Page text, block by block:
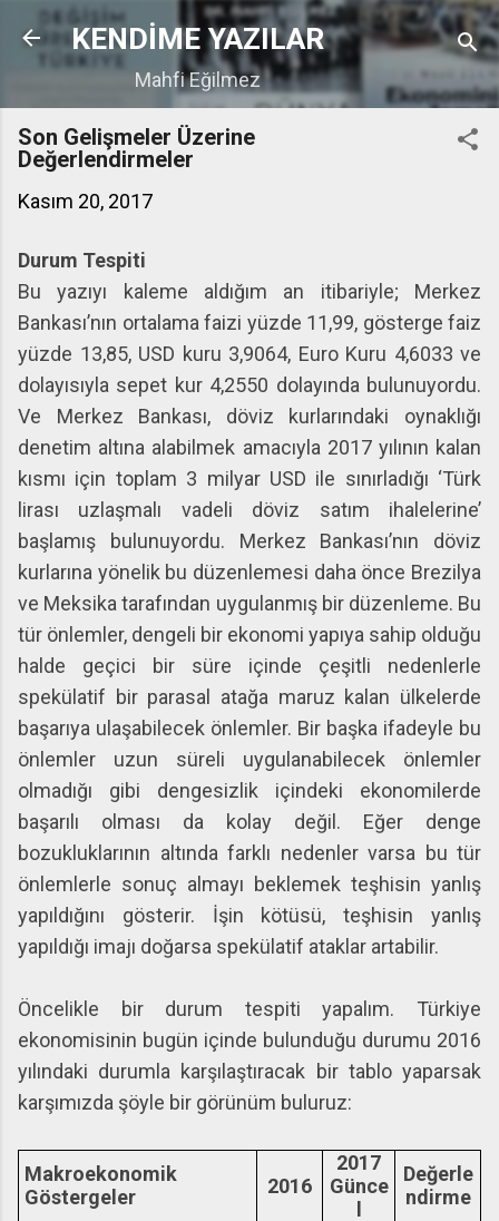
Ana içeriğe atla
KENDİME YAZILAR
Mahfi Eğilmez
Son Gelişmeler Üzerine
Değerlendirmeler
Kasım 20, 2017
Durum Tespiti
Bu yazıyı kaleme aldığım an itibariyle; Merkez
Bankası’nın ortalama faizi yüzde 11,99, gösterge faiz
yüzde 13,85, USD kuru 3,9064, Euro Kuru 4,6033 ve
dolayısıyla sepet kur 4,2550 dolayında bulunuyordu.
Ve Merkez Bankası, döviz kurlarındaki oynaklığı
denetim altına alabilmek amacıyla 2017 yılının kalan
kısmı için toplam 3 milyar USD ile sınırladığı ‘Türk
lirası uzlaşmalı vadeli döviz satım ihalelerine’
başlamış bulunuyordu. Merkez Bankası’nın döviz
kurlarına yönelik bu düzenlemesi daha önce Brezilya
ve Meksika tarafından uygulanmış bir düzenleme. Bu
tür önlemler, dengeli bir ekonomi yapıya sahip olduğu
halde geçici bir süre içinde çeşitli nedenlerle
spekülatif bir parasal atağa maruz kalan ülkelerde
başarıya ulaşabilecek önlemler. Bir başka ifadeyle bu
önlemler uzun süreli uygulanabilecek önlemler
olmadığı gibi dengesizlik içindeki ekonomilerde
başarılı olması da kolay değil. Eğer denge
bozukluklarının altında farklı nedenler varsa bu tür
önlemlerle sonuç almayı beklemek teşhisin yanlış
yapıldığını gösterir. İşin kötüsü, teşhisin yanlış
yapıldığı imajı doğarsa spekülatif ataklar artabilir.
Öncelikle bir durum tespiti yapalım. Türkiye
ekonomisinin bugün içinde bulunduğu durumu 2016
yılındaki durumla karşılaştıracak bir tablo yaparsak
karşımızda şöyle bir görünüm buluruz:
Makroekonomik
Göstergeler
2016
2017
Günce
Değerle
ndirme